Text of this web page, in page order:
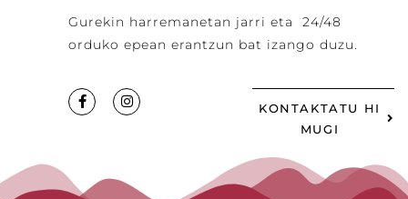
Gurekin harremanetan jarri eta 24/48
orduko epean erantzun bat izango duzu.
KONTAKTATU HI
MUGI